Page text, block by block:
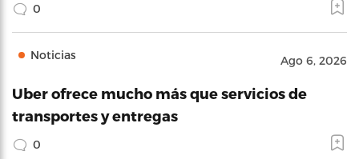
0
Noticias Ago 6, 2026
Uber ofrece mucho más que servicios de
transportes y entregas
0